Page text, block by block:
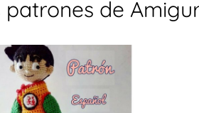
patrones de